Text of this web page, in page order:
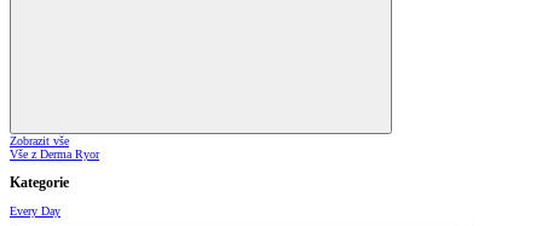
Zobrazit vše
Vše z Derma Ryor
Kategorie
Every Day